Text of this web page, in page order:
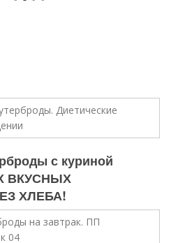
с куриной
ВКУСНЫХ
ХЛЕБА!